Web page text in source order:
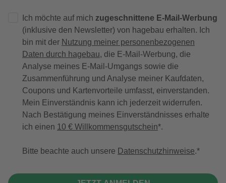
Ich möchte auf mich zugeschnittene E-Mail-Werbung
(inklusive den Newsletter) von hagebau erhalten. Ich
bin mit der Nutzung meiner personenbezogenen
Daten durch hagebau, die E-Mail-Werbung, die
Analyse meines E-Mail-Umgangs sowie die
Zusammenführung und Analyse meiner Kaufdaten,
Coupons und Kartenvorteile umfasst, einverstanden.
Mein Einverständnis kann ich jederzeit widerrufen.
Nach Bestätigung meines Einverständnisses erhalte
ich einen 10 € Willkommensgutschein*.
Bitte beachte auch unsere Datenschutzhinweise.